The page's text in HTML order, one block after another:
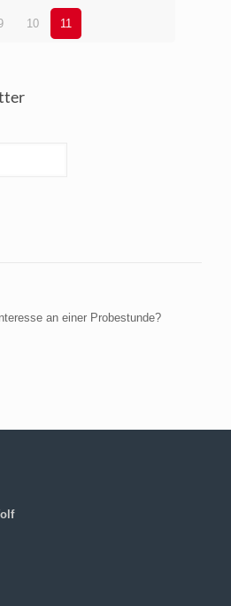
10 11
an einer Probestunde?